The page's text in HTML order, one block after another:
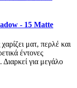
- 15 Matte
ματ, περλέ και
έντονες
Διαρκεί για μεγάλο